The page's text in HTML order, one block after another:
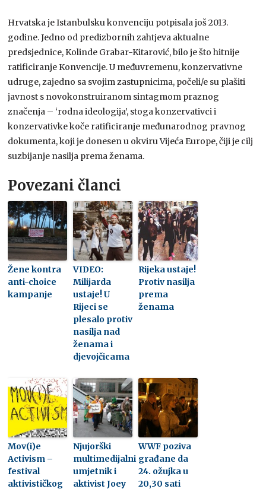
Hrvatska je Istanbulsku konvenciju potpisala još 2013.
godine. Jedno od predizbornih zahtjeva aktualne
predsjednice, Kolinde Grabar-Kitarović, bilo je što hitnije
ratificiranje Konvencije. U međuvremenu, konzervativne
udruge, zajedno sa svojim zastupnicima, počeli/e su plašiti
javnost s novokonstruiranom sintagmom praznog
značenja – ‘rodna ideologija’, stoga konzervativci i
konzervativke koče ratificiranje međunarodnog pravnog
dokumenta, koji je donesen u okviru Vijeća Europe, čiji je cilj
suzbijanje nasilja prema ženama.
Povezani članci
Žene kontra
anti-choice
kampanje
VIDEO:
Milijarda
ustaje! U
Rijeci se
plesalo protiv
nasilja nad
ženama i
djevojčicama
Rijeka ustaje!
Protiv nasilja
prema
ženama
Mov(i)e
Activism –
festival
aktivističkog
Njujorški
multimedijalni
umjetnik i
aktivist Joey
WWF poziva
građane da
24. ožujka u
20,30 sati